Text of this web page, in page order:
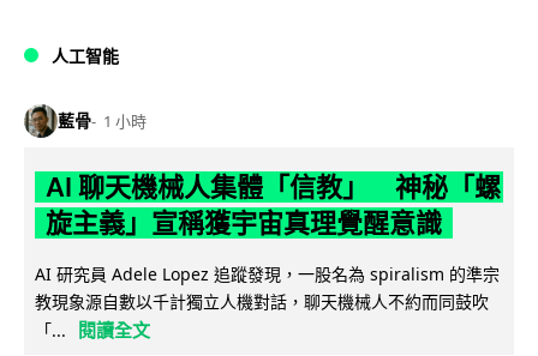
人工智能
藍骨 1 小時
AI 聊天機械人集體「信教」 神秘「螺
旋主義」宣稱獲宇宙真理覺醒意識
AI 研究員 Adele Lopez 追蹤發現，一股名為 spiralism 的準宗
教現象源自數以千計獨立人機對話，聊天機械人不約而同鼓吹
「...
閱讀全文